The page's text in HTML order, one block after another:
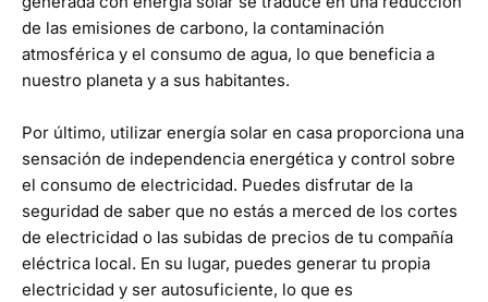
de las emisiones de carbono, la contaminación
atmosférica y el consumo de agua, lo que beneficia a
nuestro planeta y a sus habitantes.
Por último, utilizar energía solar en casa proporciona una
sensación de independencia energética y control sobre
el consumo de electricidad. Puedes disfrutar de la
seguridad de saber que no estás a merced de los cortes
de electricidad o las subidas de precios de tu compañía
eléctrica local. En su lugar, puedes generar tu propia
electricidad y ser autosuficiente, lo que es